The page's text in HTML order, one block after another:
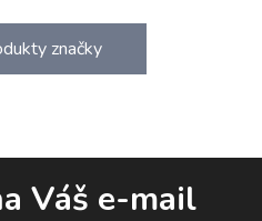
značky
Váš e-mail